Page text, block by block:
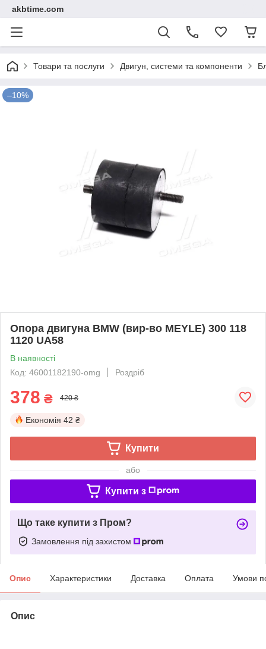
akbtime.com
Товари та послуги Двигун, системи та компоненти
–10%
Опора двигуна BMW (вир-во MEYLE) 300 118
1120 UA58
В наявності
Код: 46001182190-omg
Роздріб
378 ₴ 420 ₴
Економія 42 ₴
Купити
або
Купити з
Що таке купити з Пром?
Замовлення під захистом
Опис Характеристики Доставка Оплата Умови
Опис